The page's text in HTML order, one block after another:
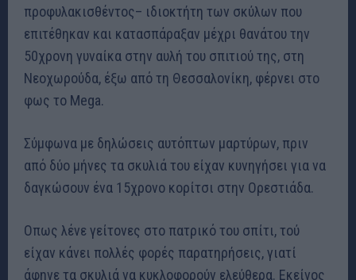
προφυλακισθέντος– ιδιοκτήτη των σκύλων που
επιτέθηκαν και κατασπάραξαν μέχρι θανάτου την
50χρονη γυναίκα στην αυλή του σπιτιού της, στη
Νεοχωρούδα, έξω από τη Θεσσαλονίκη, φέρνει στο
φως το Mega.
Σύμφωνα με δηλώσεις αυτόπτων μαρτύρων, πριν
από δύο μήνες τα σκυλιά του είχαν κυνηγήσει για να
δαγκώσουν ένα 15χρονο κορίτσι στην Ορεστιάδα.
Οπως λένε γείτονες στο πατρικό του σπίτι, τού
είχαν κάνει πολλές φορές παρατηρήσεις, γιατί
άφηνε τα σκυλιά να κυκλοφορούν ελεύθερα. Εκείνος